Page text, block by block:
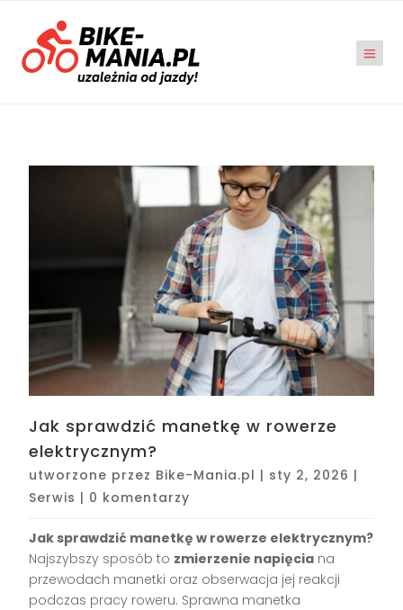
Jak sprawdzić manetkę w rowerze
elektrycznym?
utworzone przez Bike-Mania.pl | sty 2, 2026 |
Serwis | 0 komentarzy
Jak sprawdzić manetkę w rowerze elektrycznym?
Najszybszy sposób to zmierzenie napięcia na
przewodach manetki oraz obserwacja jej reakcji
podczas pracy roweru. Sprawna manetka